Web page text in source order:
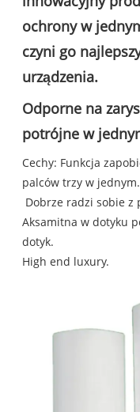
ochrony w
czyni go
urządzenia.
Odporne na
potrójne w
Cechy: Funkcja
palców trzy w jednym.
Dobrze radzi sobie z
Aksamitna w dotyku
dotyk.
High end luxury.